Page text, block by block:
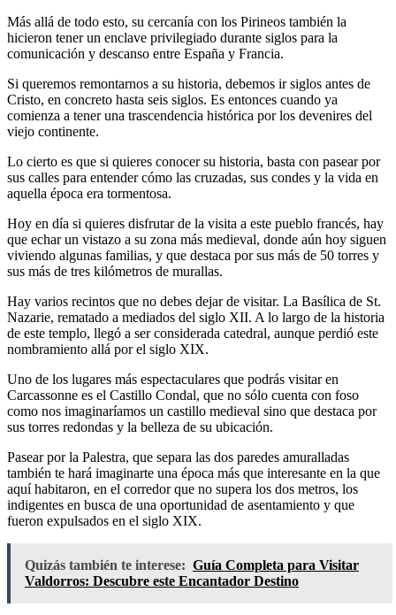
Más allá de todo esto, su cercanía con los Pirineos también la
hicieron tener un enclave privilegiado durante siglos para la
comunicación y descanso entre España y Francia.
Si queremos remontarnos a su historia, debemos ir siglos antes de
Cristo, en concreto hasta seis siglos. Es entonces cuando ya
comienza a tener una trascendencia histórica por los devenires del
viejo continente.
Lo cierto es que si quieres conocer su historia, basta con pasear por
sus calles para entender cómo las cruzadas, sus condes y la vida en
aquella época era tormentosa.
Hoy en día si quieres disfrutar de la visita a este pueblo francés, hay
que echar un vistazo a su zona más medieval, donde aún hoy siguen
viviendo algunas familias, y que destaca por sus más de 50 torres y
sus más de tres kilómetros de murallas.
Hay varios recintos que no debes dejar de visitar. La Basílica de St.
Nazarie, rematado a mediados del siglo XII. A lo largo de la historia
de este templo, llegó a ser considerada catedral, aunque perdió este
nombramiento allá por el siglo XIX.
Uno de los lugares más espectaculares que podrás visitar en
Carcassonne es el Castillo Condal, que no sólo cuenta con foso
como nos imaginaríamos un castillo medieval sino que destaca por
sus torres redondas y la belleza de su ubicación.
Pasear por la Palestra, que separa las dos paredes amuralladas
también te hará imaginarte una época más que interesante en la que
aquí habitaron, en el corredor que no supera los dos metros, los
indigentes en busca de una oportunidad de asentamiento y que
fueron expulsados en el siglo XIX.
Quizás también te interese: Guía Completa para Visitar
Valdorros: Descubre este Encantador Destino